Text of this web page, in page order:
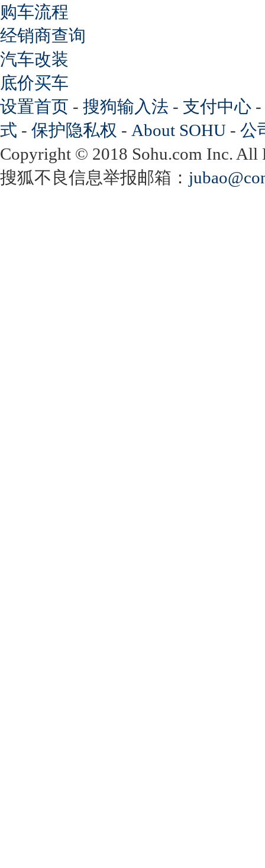
购车流程
经销商查询
汽车改装
底价买车
设置首页 - 搜狗输入法 - 支付中心 -
式 - 保护隐私权 - About SOHU - 公
Copyright © 2018 Sohu.com Inc.
搜狐不良信息举报邮箱：